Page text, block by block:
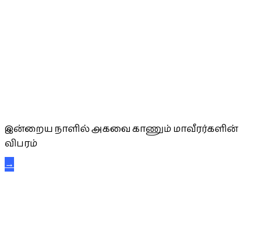
இன்றைய நாளில் அகவை காணும் மாவீரர்களின்
விபரம்
→